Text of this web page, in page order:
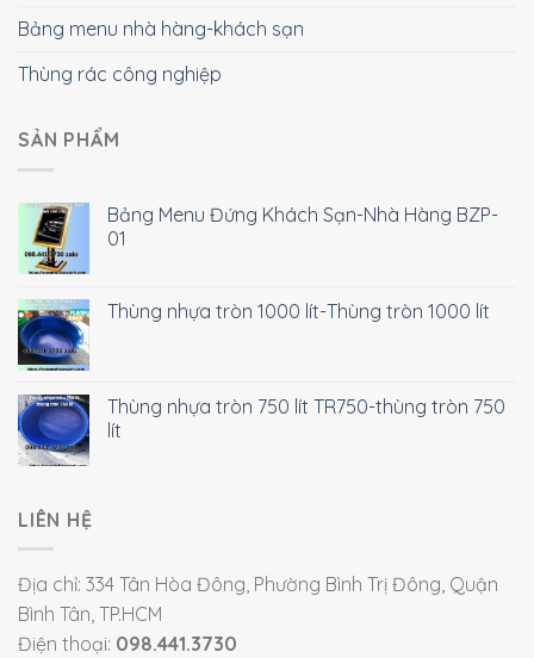
Bảng menu nhà hàng-khách sạn
Thùng rác công nghiệp
SẢN PHẨM
Bảng Menu Đứng Khách Sạn-Nhà Hàng BZP-
01
Thùng nhựa tròn 1000 lít-Thùng tròn 1000 lít
Thùng nhựa tròn 750 lít TR750-thùng tròn 750
lít
LIÊN HỆ
Địa chỉ: 334 Tân Hòa Đông, Phường Bình Trị Đông, Quận
Bình Tân, TP.HCM
Điện thoại: 098.441.3730